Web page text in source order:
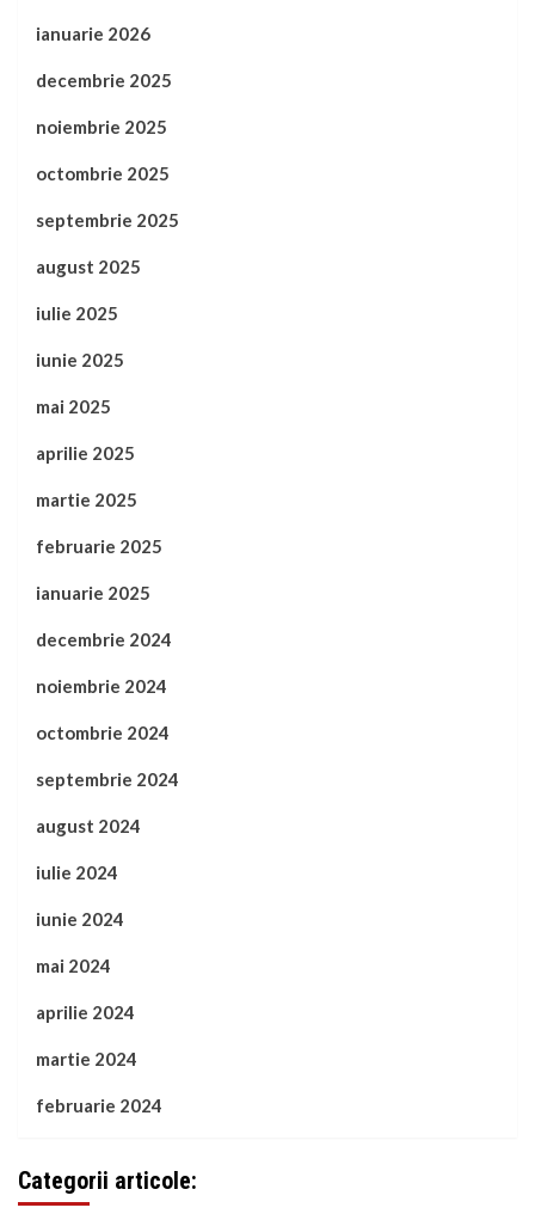
ianuarie 2026
decembrie 2025
noiembrie 2025
octombrie 2025
septembrie 2025
august 2025
iulie 2025
iunie 2025
mai 2025
aprilie 2025
martie 2025
februarie 2025
ianuarie 2025
decembrie 2024
noiembrie 2024
octombrie 2024
septembrie 2024
august 2024
iulie 2024
iunie 2024
mai 2024
aprilie 2024
martie 2024
februarie 2024
Categorii articole: